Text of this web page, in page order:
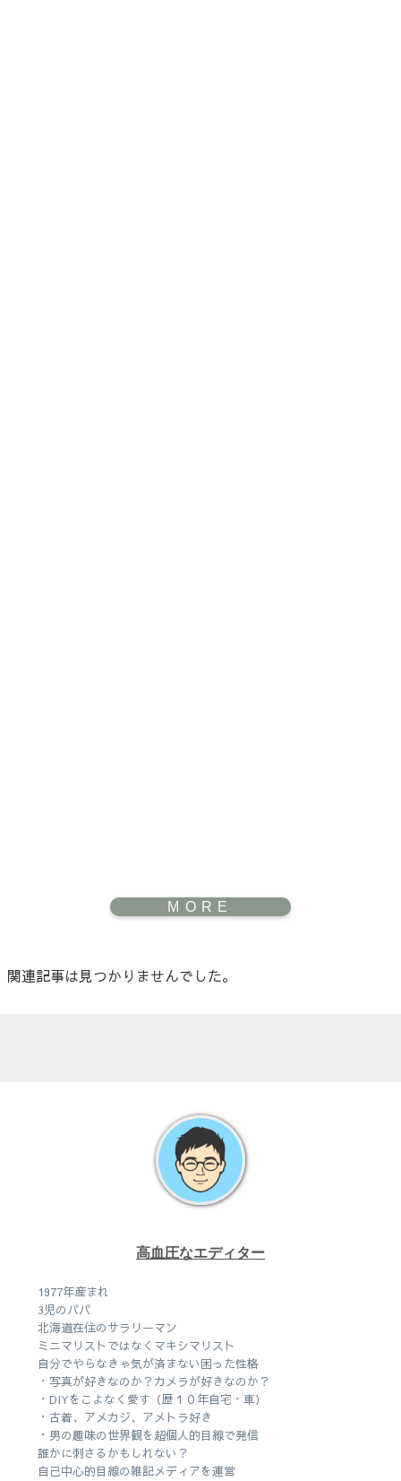
関連記事は見つかりませんでした。
高血圧なエディター
1977年産まれ
3児のパパ
北海道在住のサラリーマン
ミニマリストではなくマキシマリスト
自分でやらなきゃ気が済まない困った性格
・写真が好きなのか？カメラが好きなのか？
・DIYをこよなく愛す（歴１０年自宅・車）
・古着、アメカジ、アメトラ好き
・男の趣味の世界観を超個人的目線で発信
誰かに刺さるかもしれない？
自己中心的目線の雑記メディアを運営